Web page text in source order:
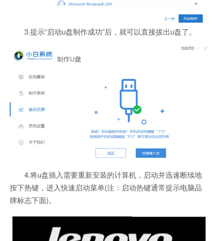
3.提示“启动u盘制作成功”后，就可以直接拔出u盘了。
4.将u盘插入需要重新安装的计算机，启动并迅速断续地
按下热键，进入快速启动菜单(注：启动热键通常提示电脑品
牌标志下面)。